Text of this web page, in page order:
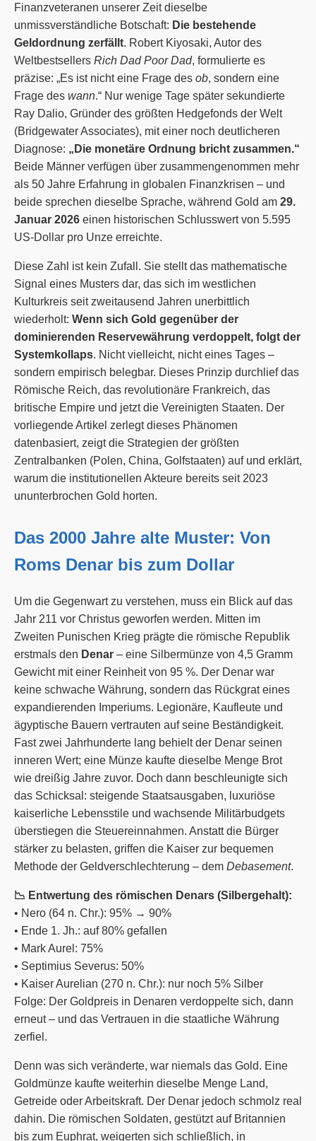
Finanzveteranen unserer Zeit dieselbe
unmissverständliche Botschaft: Die bestehende
Geldordnung zerfällt. Robert Kiyosaki, Autor des
Weltbestsellers Rich Dad Poor Dad, formulierte es
präzise: „Es ist nicht eine Frage des ob, sondern eine
Frage des wann.“ Nur wenige Tage später sekundierte
Ray Dalio, Gründer des größten Hedgefonds der Welt
(Bridgewater Associates), mit einer noch deutlicheren
Diagnose: „Die monetäre Ordnung bricht zusammen.“
Beide Männer verfügen über zusammengenommen mehr
als 50 Jahre Erfahrung in globalen Finanzkrisen – und
beide sprechen dieselbe Sprache, während Gold am 29.
Januar 2026 einen historischen Schlusswert von 5.595
US-Dollar pro Unze erreichte.
Diese Zahl ist kein Zufall. Sie stellt das mathematische
Signal eines Musters dar, das sich im westlichen
Kulturkreis seit zweitausend Jahren unerbittlich
wiederholt: Wenn sich Gold gegenüber der
dominierenden Reservewährung verdoppelt, folgt der
Systemkollaps. Nicht vielleicht, nicht eines Tages –
sondern empirisch belegbar. Dieses Prinzip durchlief das
Römische Reich, das revolutionäre Frankreich, das
britische Empire und jetzt die Vereinigten Staaten. Der
vorliegende Artikel zerlegt dieses Phänomen
datenbasiert, zeigt die Strategien der größten
Zentralbanken (Polen, China, Golfstaaten) auf und erklärt,
warum die institutionellen Akteure bereits seit 2023
ununterbrochen Gold horten.
Das 2000 Jahre alte Muster: Von
Roms Denar bis zum Dollar
Um die Gegenwart zu verstehen, muss ein Blick auf das
Jahr 211 vor Christus geworfen werden. Mitten im
Zweiten Punischen Krieg prägte die römische Republik
erstmals den Denar – eine Silbermünze von 4,5 Gramm
Gewicht mit einer Reinheit von 95 %. Der Denar war
keine schwache Währung, sondern das Rückgrat eines
expandierenden Imperiums. Legionäre, Kaufleute und
ägyptische Bauern vertrauten auf seine Beständigkeit.
Fast zwei Jahrhunderte lang behielt der Denar seinen
inneren Wert; eine Münze kaufte dieselbe Menge Brot
wie dreißig Jahre zuvor. Doch dann beschleunigte sich
das Schicksal: steigende Staatsausgaben, luxuriöse
kaiserliche Lebensstile und wachsende Militärbudgets
überstiegen die Steuereinnahmen. Anstatt die Bürger
stärker zu belasten, griffen die Kaiser zur bequemen
Methode der Geldverschlechterung – dem Debasement.
📉 Entwertung des römischen Denars (Silbergehalt):
• Nero (64 n. Chr.): 95% → 90%
• Ende 1. Jh.: auf 80% gefallen
• Mark Aurel: 75%
• Septimius Severus: 50%
• Kaiser Aurelian (270 n. Chr.): nur noch 5% Silber
Folge: Der Goldpreis in Denaren verdoppelte sich, dann
erneut – und das Vertrauen in die staatliche Währung
zerfiel.
Denn was sich veränderte, war niemals das Gold. Eine
Goldmünze kaufte weiterhin dieselbe Menge Land,
Getreide oder Arbeitskraft. Der Denar jedoch schmolz real
dahin. Die römischen Soldaten, gestützt auf Britannien
bis zum Euphrat, weigerten sich schließlich, in